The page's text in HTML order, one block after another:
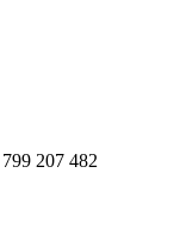
207 482